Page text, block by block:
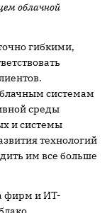
облачной
гибкими,
системам
среды
и системы
технологий
им все больше
фирм и ИТ-